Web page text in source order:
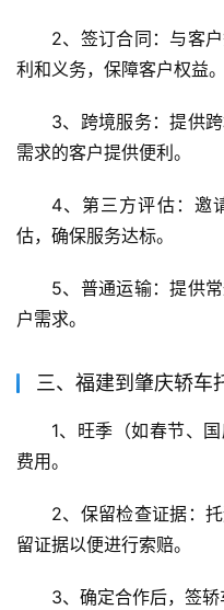
2、签订合同：与客
利和义务，保障客户权益。
3、跨境服务：提供
需求的客户提供便利。
4、第三方评估：邀
估，确保服务达标。
5、普通运输：提供
户需求。
三、福建到肇庆轿车
1、旺季（如春节、
费用。
2、保留检查证据：
留证据以便进行索赔。
3、确定合作后，签轿